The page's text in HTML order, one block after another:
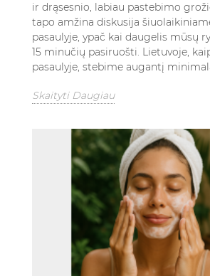
ir drąsesnio, labiau pastebimo
tapo amžina diskusija
pasaulyje, ypač kai daugelis mūsų
15 minučių pasiruošti. Lietuvoje,
pasaulyje, stebime augantį
Skaityti Daugiau